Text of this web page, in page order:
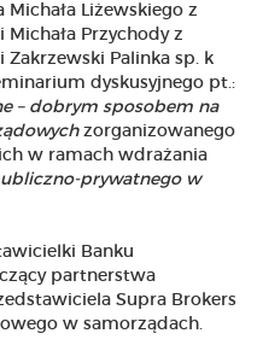
Liżewskiego z
Przychody z
Palinka sp. k
dyskusyjnego pt.:
– dobrym sposobem na
zorganizowanego
w ramach wdrażania
prywatnego w
Banku
partnerstwa
Supra Brokers
w samorządach.